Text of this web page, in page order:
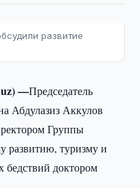
развитие
—Председатель
Абдулазиз Аккулов
Группы
развитию, туризму и
доктором